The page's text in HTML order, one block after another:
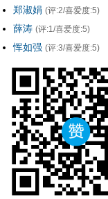
郑淑娟 (评:2/喜爱度:5)
薛涛 (评:1/喜爱度:5)
恽如强 (评:3/喜爱度:5)